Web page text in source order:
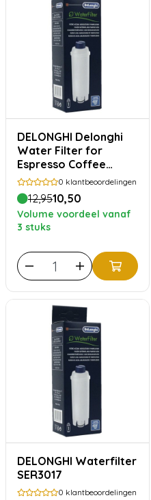
DELONGHI Delonghi
Water Filter for
Espresso Coffee
Maker DLS C002
SER3017 DLSC002
0 klantbeoordelingen
12,9510,50
Volume voordeel vanaf
3 stuks
DELONGHI Waterfilter
SER3017
0 klantbeoordelingen